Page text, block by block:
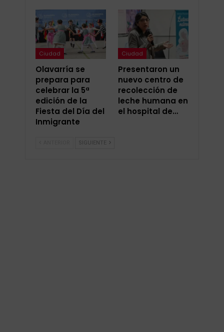
Ciudad
Olavarría se
prepara para
celebrar la 5ª
edición de la
Fiesta del Día del
Inmigrante
Ciudad
Presentaron un
nuevo centro de
recolección de
leche humana en
el hospital de…
SIGUIENTE